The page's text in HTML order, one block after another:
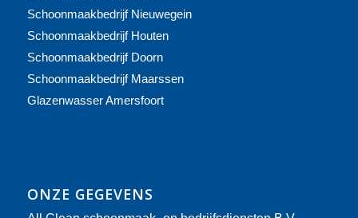
Schoonmaakbedrijf Nieuwegein
Schoonmaakbedrijf Houten
Schoonmaakbedrijf Doorn
Schoonmaakbedrijf Maarssen
Glazenwasser Amersfoort
ONZE GEGEVENS